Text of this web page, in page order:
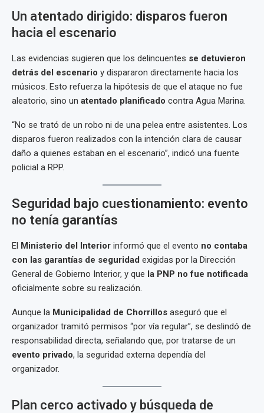
Un atentado dirigido: disparos fueron
hacia el escenario
Las evidencias sugieren que los delincuentes se detuvieron
detrás del escenario y dispararon directamente hacia los
músicos. Esto refuerza la hipótesis de que el ataque no fue
aleatorio, sino un atentado planificado contra Agua Marina.
“No se trató de un robo ni de una pelea entre asistentes. Los
disparos fueron realizados con la intención clara de causar
daño a quienes estaban en el escenario”, indicó una fuente
policial a RPP.
Seguridad bajo cuestionamiento: evento
no tenía garantías
El Ministerio del Interior informó que el evento no contaba
con las garantías de seguridad exigidas por la Dirección
General de Gobierno Interior, y que la PNP no fue notificada
oficialmente sobre su realización.
Aunque la Municipalidad de Chorrillos aseguró que el
organizador tramitó permisos “por vía regular”, se deslindó de
responsabilidad directa, señalando que, por tratarse de un
evento privado, la seguridad externa dependía del
organizador.
Plan cerco activado y búsqueda de